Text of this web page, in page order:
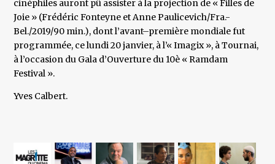
cinéphiles auront pû assister à la projection de « Filles de
Joie » (Frédéric Fonteyne et Anne Paulicevich/Fra.-
Bel./2019/90 min.), dont l’avant–première mondiale fut
programmée, ce lundi 20 janvier, à l’« Imagix », à Tournai,
à l’occasion du Gala d’Ouverture du 10è « Ramdam
Festival ».
Yves Calbert.